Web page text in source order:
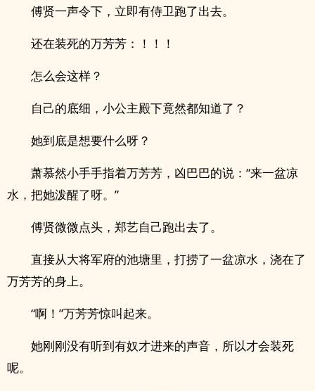
傅贤一声令下，立即有侍卫跑了出去。
还在装死的万芳芳：！！！
怎么会这样？
自己的底细，小公主殿下竟然都知道了？
她到底是想要什么呀？
萧慕然小手手指着万芳芳，凶巴巴的说：“来一盆凉
水，把她泼醒了呀。”
傅贤微微点头，郑艺自己跑出去了。
直接从大将军府的池塘里，打捞了一盆凉水，浇在了
万芳芳的身上。
“啊！”万芳芳惊叫起来。
她刚刚没有听到有奴才进来的声音，所以才会装死
呢。